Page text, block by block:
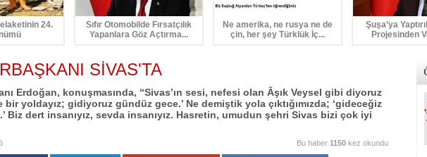
24.
Sıfır Otomobilde Fırsatçılık
Yapanlara Göz Açtırma...
Ne amerika, ne rusya ne de
çin, her şey Türklük İç...
Şuşa’ya
Projesinden
SİVAS'TA
Erdoğan, konuşmasında, “Sivas’ın sesi, nefesi olan Âşık Veysel gibi diyoruz
bir yoldayız; gidiyoruz gündüz gece.’ Ne demiştik yola çıktığımızda; ‘gideceğiz
Biz dert insanıyız, sevda insanıyız. Hasretin, umudun şehri Sivas bizi çok iyi
Bu haber 1150 kez okundu